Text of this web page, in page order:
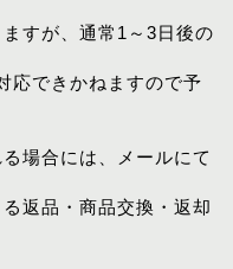
すが、通常1～3日後の
応できかねますので予
場合には、メールにて
返品・商品交換・返却